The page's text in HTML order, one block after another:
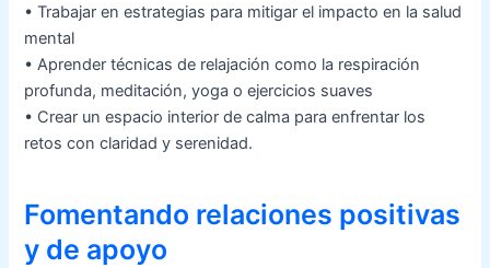
• Trabajar en estrategias para mitigar el impacto en la salud
mental
• Aprender técnicas de relajación como la respiración
profunda, meditación, yoga o ejercicios suaves
• Crear un espacio interior de calma para enfrentar los
retos con claridad y serenidad.
Fomentando relaciones positivas
y de apoyo